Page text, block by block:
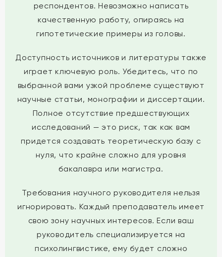
респондентов. Невозможно написать
качественную работу, опираясь на
гипотетические примеры из головы.
Доступность источников и литературы также
играет ключевую роль. Убедитесь, что по
выбранной вами узкой проблеме существуют
научные статьи, монографии и диссертации.
Полное отсутствие предшествующих
исследований — это риск, так как вам
придется создавать теоретическую базу с
нуля, что крайне сложно для уровня
бакалавра или магистра.
Требования научного руководителя нельзя
игнорировать. Каждый преподаватель имеет
свою зону научных интересов. Если ваш
руководитель специализируется на
психолингвистике, ему будет сложно